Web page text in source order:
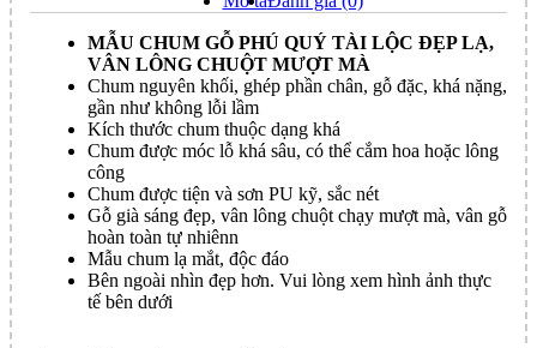
MẪU CHUM GỖ PHÚ QUÝ TÀI LỘC ĐẸP LẠ,
VÂN LÔNG CHUỘT MƯỢT MÀ
Chum nguyên khối, ghép phần chân, gỗ đặc, khá nặng,
gần như không lỗi lầm
Kích thước chum thuộc dạng khá
Chum được móc lỗ khá sâu, có thể cắm hoa hoặc lông
công
Chum được tiện và sơn PU kỹ, sắc nét
Gỗ già sáng đẹp, vân lông chuột chạy mượt mà, vân gỗ
hoàn toàn tự nhiênn
Mẫu chum lạ mắt, độc đáo
Bên ngoài nhìn đẹp hơn. Vui lòng xem hình ảnh thực
tế bên dưới